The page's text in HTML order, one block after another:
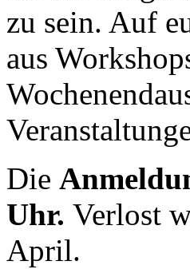
zu sein. Auf
aus
Die
Uhr. Verlost
April.